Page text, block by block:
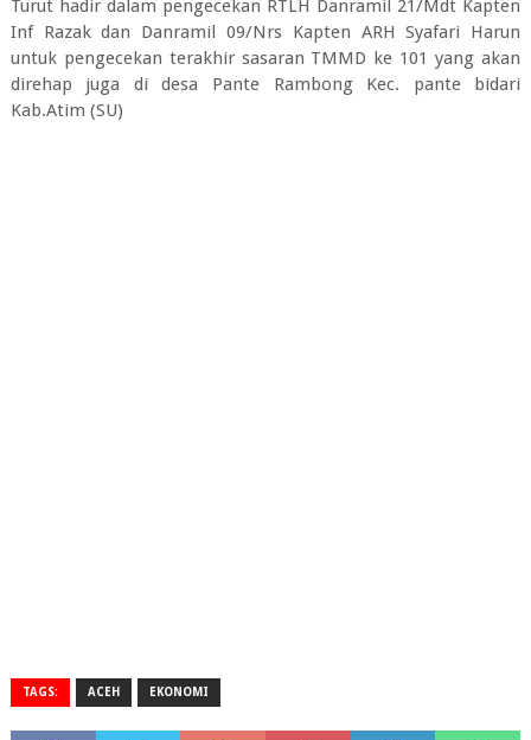
Turut hadir dalam pengecekan RTLH Danramil 21/Mdt Kapten
Inf Razak dan Danramil 09/Nrs Kapten ARH Syafari Harun
untuk pengecekan terakhir sasaran TMMD ke 101 yang akan
direhap juga di desa Pante Rambong Kec. pante bidari
Kab.Atim (SU)
TAGS: ACEH EKONOMI